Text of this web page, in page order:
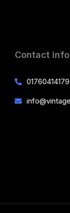
Contact info
01760414179